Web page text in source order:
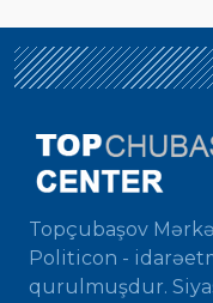
Topçubaşov
Politicon -
qurulmuşdur.